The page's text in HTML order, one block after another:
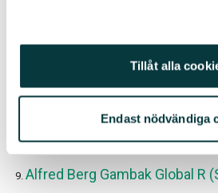
Tillåt alla
Endast nödvändiga
Avanza Emerging Markets
Spiltan Räntefond Sverige
Avanza Zero
Storebrand High Yield
Alfred Berg Gambak Global R